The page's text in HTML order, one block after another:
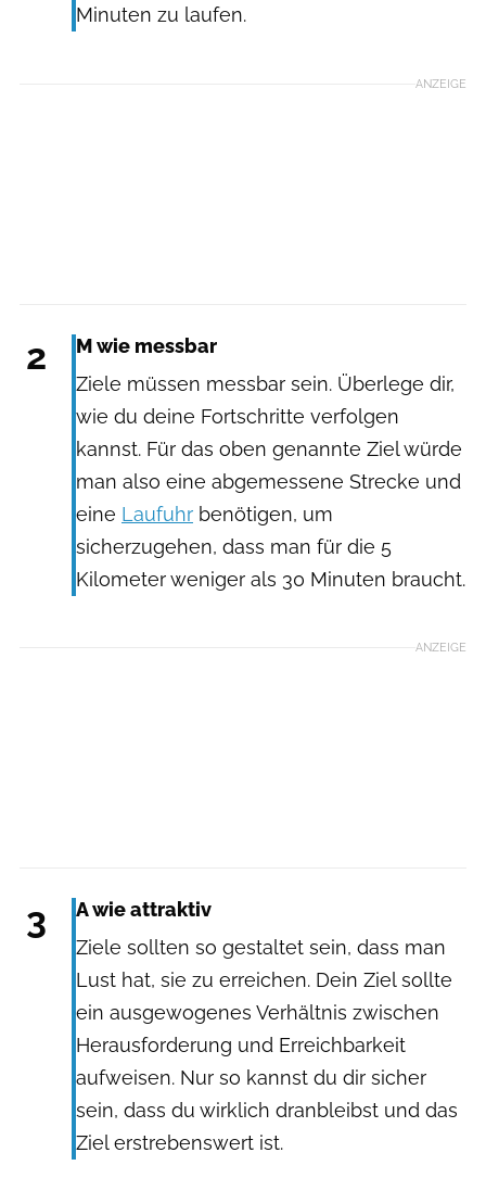
Minuten zu laufen.
ANZEIGE
2
M wie messbar
Ziele müssen messbar sein. Überlege dir,
wie du deine Fortschritte verfolgen
kannst. Für das oben genannte Ziel würde
man also eine abgemessene Strecke und
eine Laufuhr benötigen, um
sicherzugehen, dass man für die 5
Kilometer weniger als 30 Minuten braucht.
ANZEIGE
3
A wie attraktiv
Ziele sollten so gestaltet sein, dass man
Lust hat, sie zu erreichen. Dein Ziel sollte
ein ausgewogenes Verhältnis zwischen
Herausforderung und Erreichbarkeit
aufweisen. Nur so kannst du dir sicher
sein, dass du wirklich dranbleibst und das
Ziel erstrebenswert ist.